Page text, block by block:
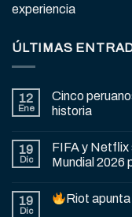
experiencia
ÚLTIMAS
12
Ene
Cinco
historia
19
Dic
FIFA y Netflix
Mundial 2026
19
Dic
Riot apunta